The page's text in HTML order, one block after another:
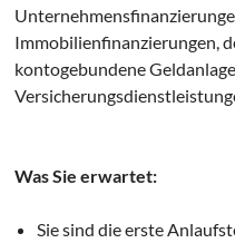
Immobilienfinanzierungen,
kontogebundene
Was Sie erwartet:
Sie sind die erste